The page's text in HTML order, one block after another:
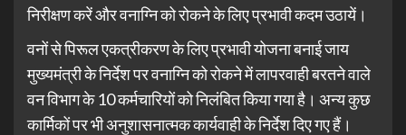
निरीक्षण करें और वनाग्नि को रोकने के लिए प्रभावी कदम उठायें।
वनों से पिरूल एकत्रीकरण के लिए प्रभावी योजना बनाई जाय
मुख्यमंत्री के निर्देश पर वनाग्नि को रोकने में लापरवाही बरतने वाले
वन विभाग के 10 कर्मचारियों को निलंबित किया गया है। अन्य कुछ
कार्मिकों पर भी अनुशासनात्मक कार्यवाही के निर्देश दिए गए हैं।